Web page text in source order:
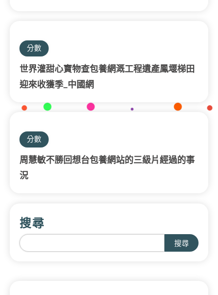
分數
世界灌甜心寶物查包養網溉工程遺產鳳堰梯田
迎來收獲季_中國網
分數
周慧敏不勝回想台包養網站的三級片經過的事
況
搜尋
搜尋